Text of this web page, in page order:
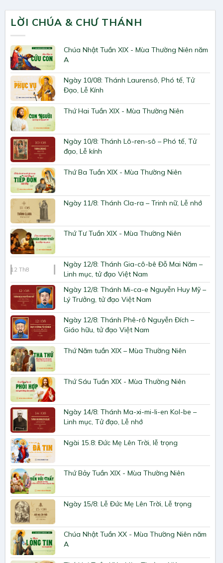
LỜI CHÚA & CHƯ THÁNH
Chúa Nhật Tuần XIX - Mùa Thường Niên năm
A
Ngày 10/08: Thánh Laurensô, Phó tế, Tử
Đạo, Lễ Kính
Thứ Hai Tuần XIX - Mùa Thường Niên
Ngày 10/8: Thánh Lô-ren-sô – Phó tế, Tử
đạo, Lễ kính
Thứ Ba Tuần XIX - Mùa Thường Niên
Ngày 11/8: Thánh Cla-ra – Trinh nữ, Lễ nhớ
Thứ Tư Tuần XIX - Mùa Thường Niên
12 Th8
Ngày 12/8: Thánh Gia-cô-bê Đỗ Mai Năm –
Linh mục, tử đạo Việt Nam
Ngày 12/8: Thánh Mi-ca-e Nguyễn Huy Mỹ –
Lý Trưởng, tử đạo Việt Nam
Ngày 12/8: Thánh Phê-rô Nguyễn Đích –
Giáo hữu, tử đạo Việt Nam
Thứ Năm tuần XIX – Mùa Thường Niên
Thứ Sáu Tuần XIX - Mùa Thường Niên
Ngày 14/8: Thánh Ma-xi-mi-li-en Kol-be –
Linh mục, Tử đạo, Lễ nhớ
Ngài 15.8: Đức Mẹ Lên Trời, lễ trọng
Thứ Bảy Tuần XIX - Mùa Thường Niên
Ngày 15/8: Lễ Đức Mẹ Lên Trời, Lễ trọng
Chúa Nhật Tuần XX - Mùa Thường Niên năm
A